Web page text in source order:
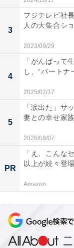
3
フジテレビ社
人の大集合シ
2023/09/29
4
「がんばって
し、“パート
2025/02/17
5
「涙出た」サ
妻との幸せ家
2026/08/07
PR
「え、こんな
以上が続々登
Amazon